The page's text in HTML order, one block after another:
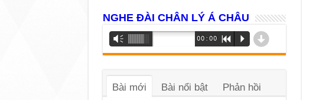
NGHE ĐÀI CHÂN LÝ Á CHÂU
Trình
phát
âm
Vm 00:00 R P d
Bài mới Bài nổi bật Phản hồi